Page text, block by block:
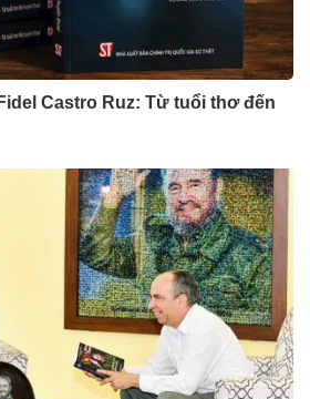
Castro Ruz: Từ tuổi thơ đến